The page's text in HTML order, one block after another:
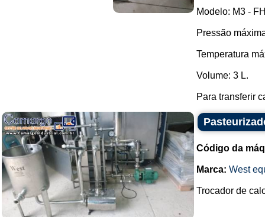
Modelo: M3 -
Pressão
Temperatura
Volume: 3 L.
Para transferir
Código da
Marca: West
Trocador de